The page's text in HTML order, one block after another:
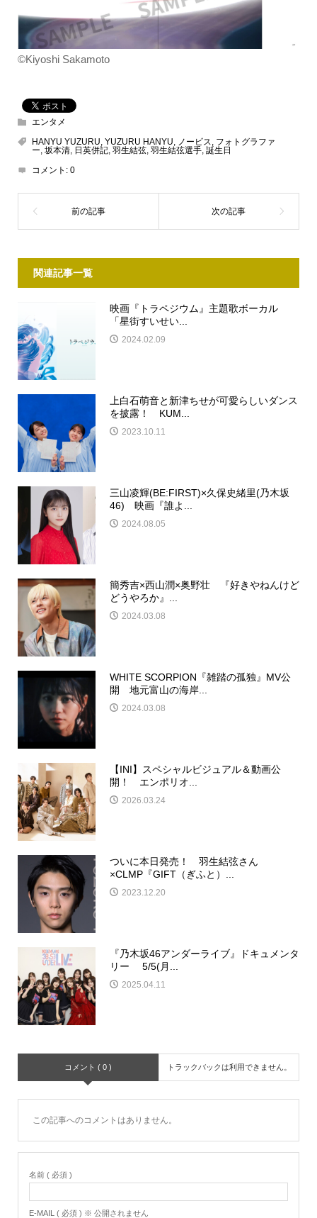
©Kiyoshi Sakamoto
エンタメ
HANYU YUZURU, YUZURU HANYU, ノービス, フォトグラファ
ー, 坂本清, 日英併記, 羽生結弦, 羽生結弦選手, 誕生日
コメント: 0
関連記事一覧
映画『トラペジウム』主題歌ボーカル
「星街すいせい...
2024.02.09
上白石萌音と新津ちせが可愛らしいダンス
を披露！ KUM...
2023.10.11
三山凌輝(BE:FIRST)×久保史緒里(乃木坂
46) 映画『誰よ...
2024.08.05
簡秀吉×西山潤×奥野壮 『好きやねんけど
どうやろか』...
2024.03.08
WHITE SCORPION『雑踏の孤独』MV公
開 地元富山の海岸...
2024.03.08
【INI】スペシャルビジュアル＆動画公
開！ エンポリオ...
2026.03.24
ついに本日発売！ 羽生結弦さん
×CLMP『GIFT（ぎふと）...
2023.12.20
『乃木坂46アンダーライブ』ドキュメンタ
リー 5/5(月...
2025.04.11
コメント ( 0 ) トラックバックは利用できません。
この記事へのコメントはありません。
名前 ( 必須 )
E-MAIL ( 必須 ) ※ 公開されません